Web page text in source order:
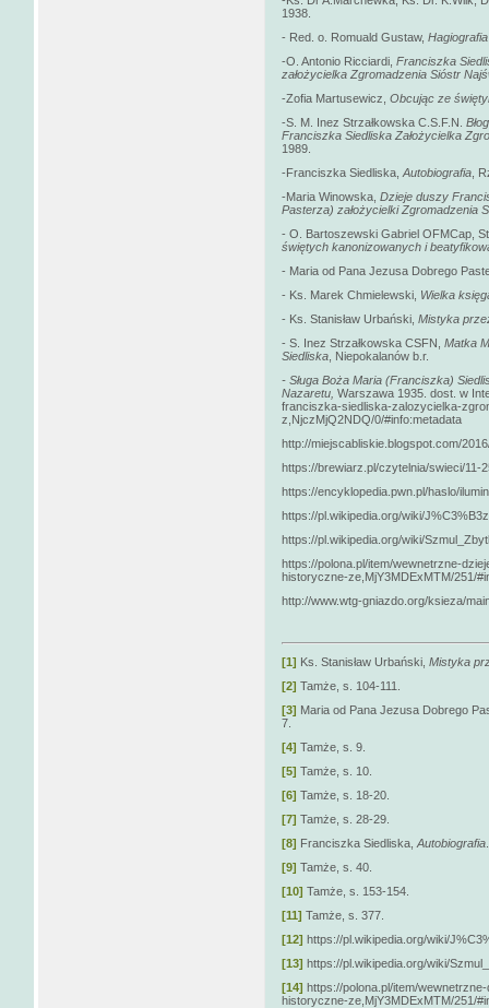
1938.
- Red. o. Romuald Gustaw,
-O. Antonio Ricciardi, Franciszka
założycielka Zgromadzenia Sióstr
-Zofia Martusewicz, Obcując ze
-S. M. Inez Strzałkowska C.S.F.N.
Franciszka Siedliska Założycielka
1989.
-Franciszka Siedliska, Autobiografia ,
-Maria Winowska, Dzieje duszy
Pasterza) założycielki Zgromadzenia
- O. Bartoszewski Gabriel OFMCap,
świętych kanonizowanych i
- Maria od Pana Jezusa Dobrego
- Ks. Marek Chmielewski, Wielka
- Ks. Stanisław Urbański, Mistyka
- S. Inez Strzałkowska CSFN, Matka
Siedliska , Niepokalanów b.r.
- Sługa Boża Maria (Franciszka)
Nazaretu, Warszawa 1935. dost. w
franciszka-siedliska-zalozycielka-
z,NjczMjQ2NDQ/0/#info:metadata
http://miejscabliskie.blogspot.com/
https://brewiarz.pl/czytelnia/swieci/11-
https://encyklopedia.pwn.pl/haslo/
https://pl.wikipedia.org/wiki/
https://pl.wikipedia.org/wiki/
https://polona.pl/item/wewnetrzne-
historyczne-ze,MjY3MDExMTM/251/
http://www.wtg-gniazdo.org/ksieza/
[1] Ks. Stanisław Urbański, Mistyka
[2] Tamże, s. 104-111.
[3] Maria od Pana Jezusa Dobrego
7.
[4] Tamże, s. 9.
[5] Tamże, s. 10.
[6] Tamże, s. 18-20.
[7] Tamże, s. 28-29.
[8] Franciszka Siedliska, Autobiografia
[9] Tamże, s. 40.
[10] Tamże, s. 153-154.
[11] Tamże, s. 377.
[12] https://pl.wikipedia.org/wiki/
[13] https://pl.wikipedia.org/wiki/
[14] https://polona.pl/item/
historyczne-ze,MjY3MDExMTM/251/